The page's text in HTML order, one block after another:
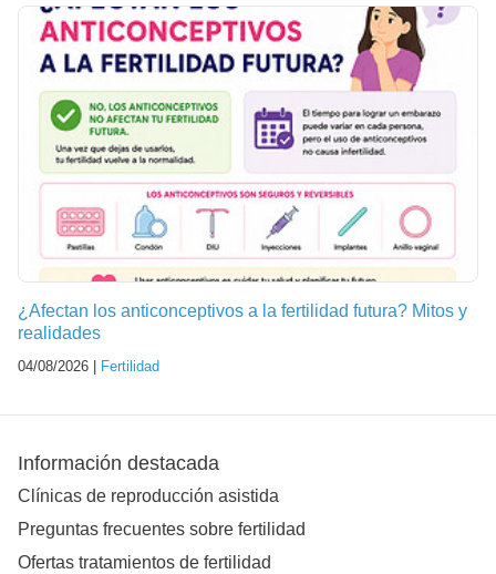
¿Afectan los anticonceptivos a la fertilidad futura? Mitos y
realidades
04/08/2026 | Fertilidad
Información destacada
Clínicas de reproducción asistida
Preguntas frecuentes sobre fertilidad
Ofertas tratamientos de fertilidad